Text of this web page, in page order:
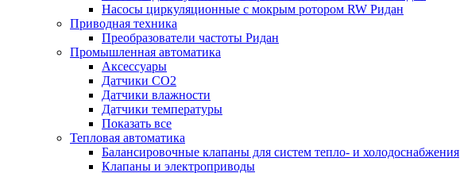
Насосы циркуляционные с мокрым ротором RW Ридан
Приводная техника
Преобразователи частоты Ридан
Промышленная автоматика
Аксессуары
Датчики CO2
Датчики влажности
Датчики температуры
Показать все
Тепловая автоматика
Балансировочные клапаны для систем тепло- и холодоснабжения
Клапаны и электроприводы